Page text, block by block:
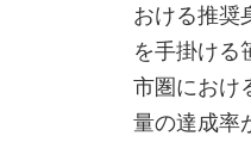
おける推奨
を手掛ける
市圏におけ
量の達成率